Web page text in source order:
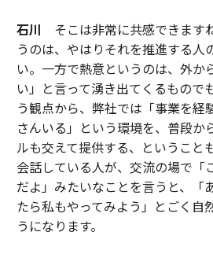
石川 そこは非常に共感できます
うのは、やはりそれを推進する人
い。一方で熱意というのは、外か
い」と言って湧き出てくるもので
う観点から、弊社では「事業を経
さんいる」という環境を、普段か
ルも交えて提供する、ということ
会話している人が、交流の場で「
だよ」みたいなことを言うと、「
たら私もやってみよう」とごく自
うになります。